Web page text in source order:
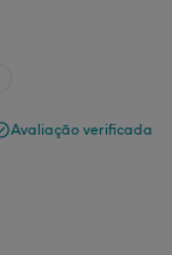
Avaliação verificada